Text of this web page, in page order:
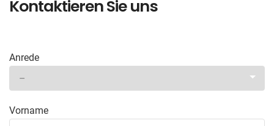
Kontaktieren Sie uns
Anrede
Vorname